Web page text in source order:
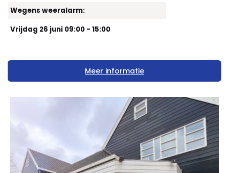
Wegens weeralarm:
Vrijdag 26 juni 09:00 - 15:00
Meer informatie